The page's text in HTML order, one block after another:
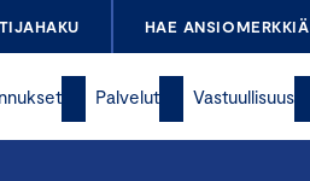
HAE ANSIOMERKKIÄ
Palvelut Vastuullisuus